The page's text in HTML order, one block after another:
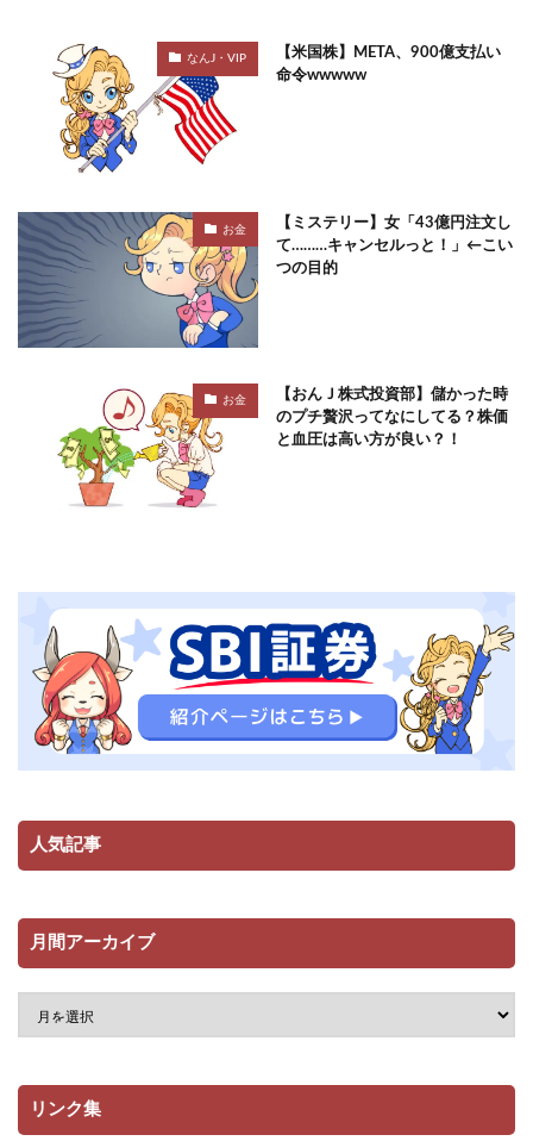
なんJ・VIP
【米国株】META、900億支払い
命令wwwww
お金
【ミステリー】女「43億円注文し
て………キャンセルっと！」←こい
つの目的
お金
【おんＪ株式投資部】儲かった時
のプチ贅沢ってなにしてる？株価
と血圧は高い方が良い？！
人気記事
月間アーカイブ
リンク集